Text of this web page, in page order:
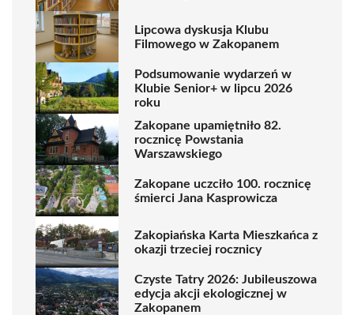
Lipcowa dyskusja Klubu
Filmowego w Zakopanem
Podsumowanie wydarzeń w
Klubie Senior+ w lipcu 2026
roku
Zakopane upamiętniło 82.
rocznicę Powstania
Warszawskiego
Zakopane uczciło 100. rocznicę
śmierci Jana Kasprowicza
Zakopiańska Karta Mieszkańca z
okazji trzeciej rocznicy
Czyste Tatry 2026: Jubileuszowa
edycja akcji ekologicznej w
Zakopanem